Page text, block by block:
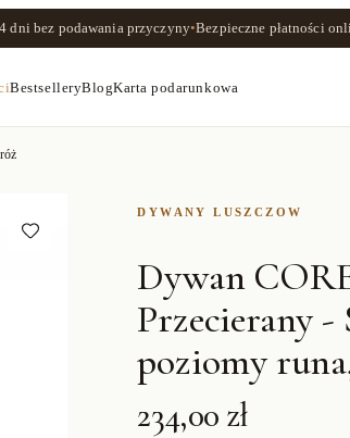
dnibez podawania przyczyny•Bezpieczne płatności
BestselleryBlogKarta podarunkowa
DYWANY LUSZCZOW
Dywan
Przecierany
poziomy
234,00 zł